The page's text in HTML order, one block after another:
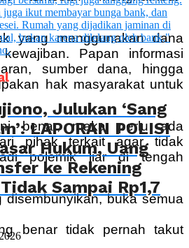
yang menggunakan dana
Papan informasi
sumber dana, hingga
hak masyarakat untuk
benar, maka perlu ada
pihak terkait agar tidak
polemik liar di tengah
buka semua
benar tidak pernah takut
Julukan ‘Sang
LAPORAN POLISI
Hukum, Uang
ke Rekening
Sampai Rp1,7